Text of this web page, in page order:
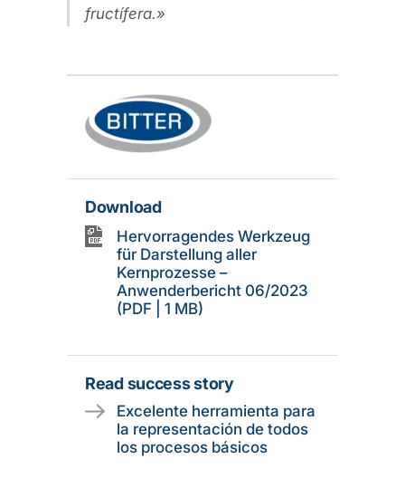
fructífera.
Download
Hervorragendes Werkzeug
für Darstellung aller
Kernprozesse –
Anwenderbericht 06/2023
(PDF | 1 MB)
Read success story
Excelente herramienta para
la representación de todos
los procesos básicos